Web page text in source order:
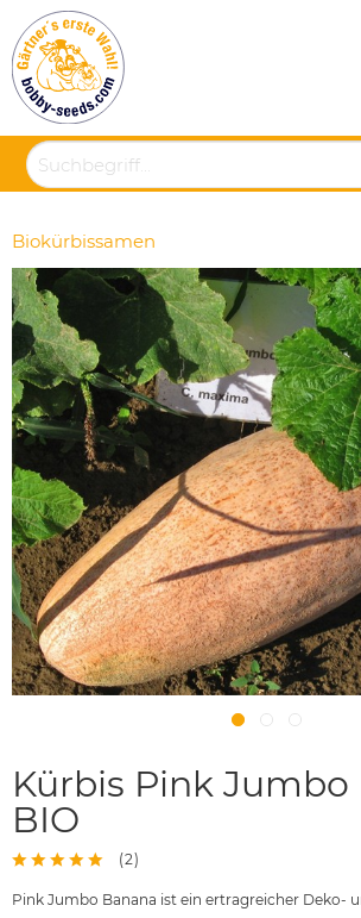
Biokürbissamen
Kürbis Pink Jumbo
BIO
(2)
Pink Jumbo Banana ist ein ertragreicher Deko-